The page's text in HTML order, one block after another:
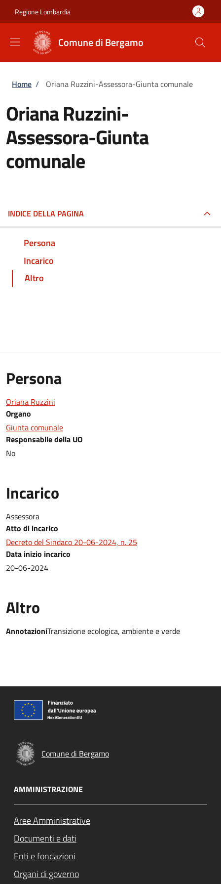
Regione Lombardia
Comune di Bergamo
Briciole di pane
Home / Oriana Ruzzini-Assessora-Giunta comunale
Oriana Ruzzini-
Assessora-Giunta
comunale
INDICE DELLA PAGINA
Persona
Incarico
Altro
Persona
Oriana Ruzzini
Organo
Giunta comunale
Responsabile della UO
No
Incarico
Assessora
Atto di incarico
Decreto del Sindaco 20-06-2024, n. 25
Data inizio incarico
20-06-2024
Altro
AnnotazioniTransizione ecologica, ambiente e verde
Comune di Bergamo
AMMINISTRAZIONE
Aree Amministrative
Documenti e dati
Enti e fondazioni
Organi di governo